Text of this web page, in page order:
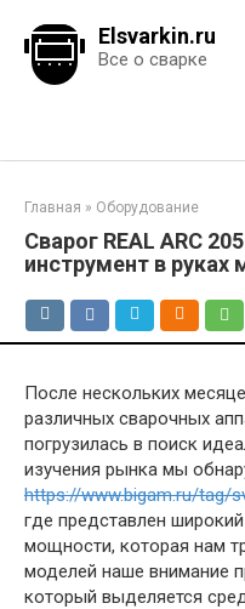
контенту
Elsvarkin.ru
Все о сварке
Главная » Оборудование
Сварог REAL ARC
инструмент в руках
После нескольких
различных сварочных
погрузилась в поиск
изучения рынка мы
https://www.bigam.ru/tag/
где представлен
мощности, которая нам
моделей наше внимание
который выделяется